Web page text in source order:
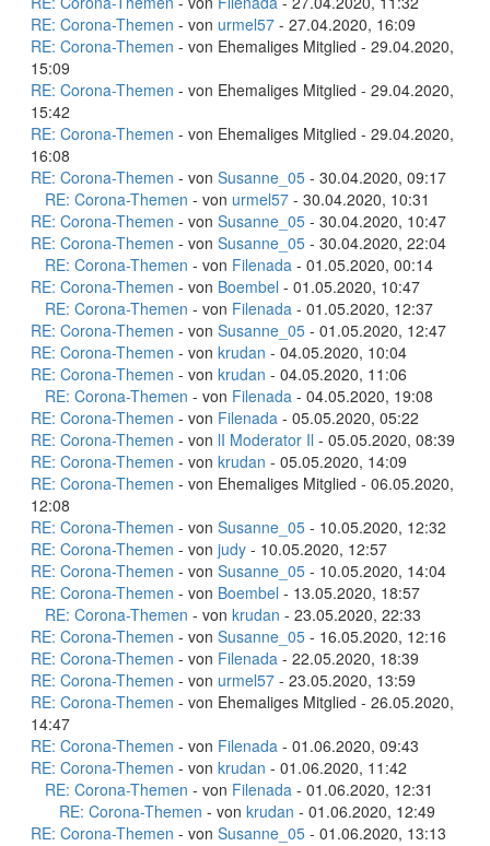
RE: Corona-Themen - von urmel57 - 27.04.2020, 16:09
RE: Corona-Themen - von Ehemaliges Mitglied - 29.04.2020,
15:09
RE: Corona-Themen - von Ehemaliges Mitglied - 29.04.2020,
15:42
RE: Corona-Themen - von Ehemaliges Mitglied - 29.04.2020,
16:08
RE: Corona-Themen - von Susanne_05 - 30.04.2020, 09:17
RE: Corona-Themen - von urmel57 - 30.04.2020, 10:31
RE: Corona-Themen - von Susanne_05 - 30.04.2020, 10:47
RE: Corona-Themen - von Susanne_05 - 30.04.2020, 22:04
RE: Corona-Themen - von Filenada - 01.05.2020, 00:14
RE: Corona-Themen - von Boembel - 01.05.2020, 10:47
RE: Corona-Themen - von Filenada - 01.05.2020, 12:37
RE: Corona-Themen - von Susanne_05 - 01.05.2020, 12:47
RE: Corona-Themen - von krudan - 04.05.2020, 10:04
RE: Corona-Themen - von krudan - 04.05.2020, 11:06
RE: Corona-Themen - von Filenada - 04.05.2020, 19:08
RE: Corona-Themen - von Filenada - 05.05.2020, 05:22
RE: Corona-Themen - von lI Moderator Il - 05.05.2020, 08:39
RE: Corona-Themen - von krudan - 05.05.2020, 14:09
RE: Corona-Themen - von Ehemaliges Mitglied - 06.05.2020,
12:08
RE: Corona-Themen - von Susanne_05 - 10.05.2020, 12:32
RE: Corona-Themen - von judy - 10.05.2020, 12:57
RE: Corona-Themen - von Susanne_05 - 10.05.2020, 14:04
RE: Corona-Themen - von Boembel - 13.05.2020, 18:57
RE: Corona-Themen - von krudan - 23.05.2020, 22:33
RE: Corona-Themen - von Susanne_05 - 16.05.2020, 12:16
RE: Corona-Themen - von Filenada - 22.05.2020, 18:39
RE: Corona-Themen - von urmel57 - 23.05.2020, 13:59
RE: Corona-Themen - von Ehemaliges Mitglied - 26.05.2020,
14:47
RE: Corona-Themen - von Filenada - 01.06.2020, 09:43
RE: Corona-Themen - von krudan - 01.06.2020, 11:42
RE: Corona-Themen - von Filenada - 01.06.2020, 12:31
RE: Corona-Themen - von krudan - 01.06.2020, 12:49
RE: Corona-Themen - von Susanne_05 - 01.06.2020, 13:13